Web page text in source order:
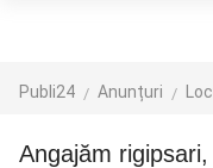
Publi24 Anunțuri
Angajăm rigipsari, zugravi, montatori casetat,